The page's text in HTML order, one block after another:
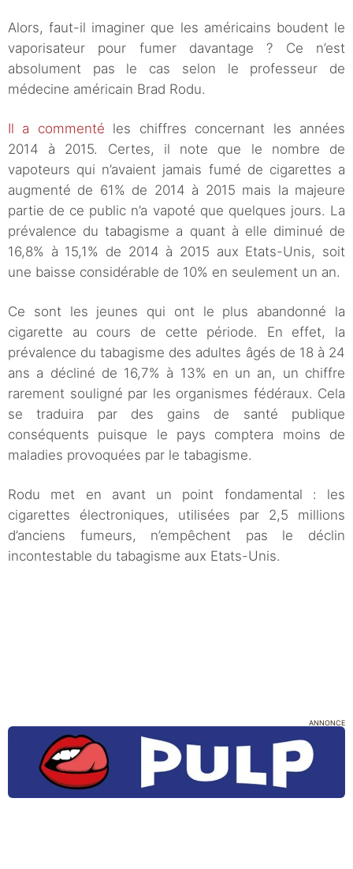
Alors, faut-il imaginer que les américains boudent le
vaporisateur pour fumer davantage ? Ce n’est
absolument pas le cas selon le professeur de
médecine américain Brad Rodu.
Il a commenté les chiffres concernant les années
2014 à 2015. Certes, il note que le nombre de
vapoteurs qui n’avaient jamais fumé de cigarettes a
augmenté de 61% de 2014 à 2015 mais la majeure
partie de ce public n’a vapoté que quelques jours. La
prévalence du tabagisme a quant à elle diminué de
16,8% à 15,1% de 2014 à 2015 aux Etats-Unis, soit
une baisse considérable de 10% en seulement un an.
Ce sont les jeunes qui ont le plus abandonné la
cigarette au cours de cette période. En effet, la
prévalence du tabagisme des adultes âgés de 18 à 24
ans a décliné de 16,7% à 13% en un an, un chiffre
rarement souligné par les organismes fédéraux. Cela
se traduira par des gains de santé publique
conséquents puisque le pays comptera moins de
maladies provoquées par le tabagisme.
Rodu met en avant un point fondamental : les
cigarettes électroniques, utilisées par 2,5 millions
d’anciens fumeurs, n’empêchent pas le déclin
incontestable du tabagisme aux Etats-Unis.
ANNONCE